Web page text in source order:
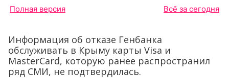
Полная версия Всё за сегодня
Информация об отказе Генбанка
обслуживать в Крыму карты Visa и
MasterCard, которую ранее распространил
ряд СМИ, не подтвердилась.